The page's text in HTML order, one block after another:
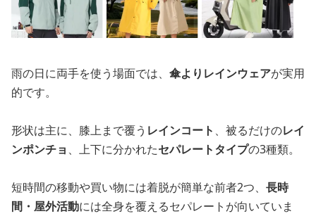
雨の日に両手を使う場面では、 傘よりレインウェアが実用
的です。
形状は主に、膝上まで覆う レインコート 、被るだけのレイ
ンポンチョ 、上下に分かれたセパレートタイプの3種類。
短時間の移動や買い物には着脱が簡単な前者2つ、 長時
間・屋外活動には全身を覆えるセパレートが向いていま